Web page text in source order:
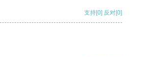
支持[0] 反对[0]